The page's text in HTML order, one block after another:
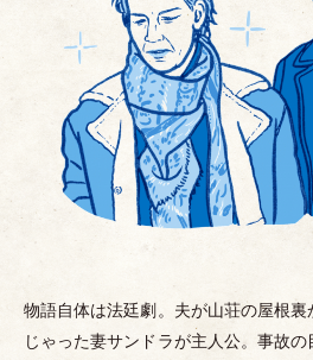
物語自体は法廷劇。夫が山荘の屋根
じゃった妻サンドラが主人公。事故